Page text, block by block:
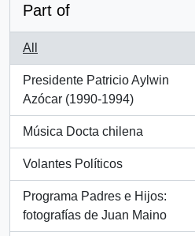
Part of
All
Presidente Patricio Aylwin
Azócar (1990-1994)
, 41296 results
Música Docta chilena
, 1286 results
Volantes Políticos
, 1119 results
Programa Padres e Hijos:
fotografías de Juan Maino
, 477 results